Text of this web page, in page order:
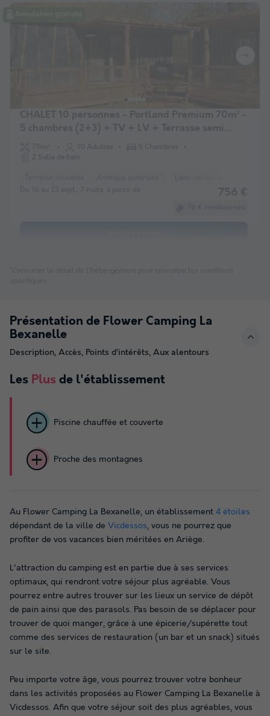
Présentation de Flower Camping La
Bexanelle
Description, Accès, Points d’intérêts, Aux alentours
Les Plus de l'établissement
Piscine chauffée et couverte
Proche des montagnes
Au Flower Camping La Bexanelle, un établissement 4 étoiles
dépendant de la ville de Vicdessos, vous ne pourrez que
profiter de vos vacances bien méritées en Ariège.
L'attraction du camping est en partie due à ses services
optimaux, qui rendront votre séjour plus agréable. Vous
pourrez entre autres trouver sur les lieux un service de dépôt
de pain ainsi que des parasols. Pas besoin de se déplacer pour
trouver de quoi manger, grâce à une épicerie/supérette tout
comme des services de restauration (un bar et un snack) situés
sur le site.
Peu importe votre âge, vous pourrez trouver votre bonheur
dans les activités proposées au Flower Camping La Bexanelle à
Vicdessos. Afin que votre séjour soit des plus agréables, vous